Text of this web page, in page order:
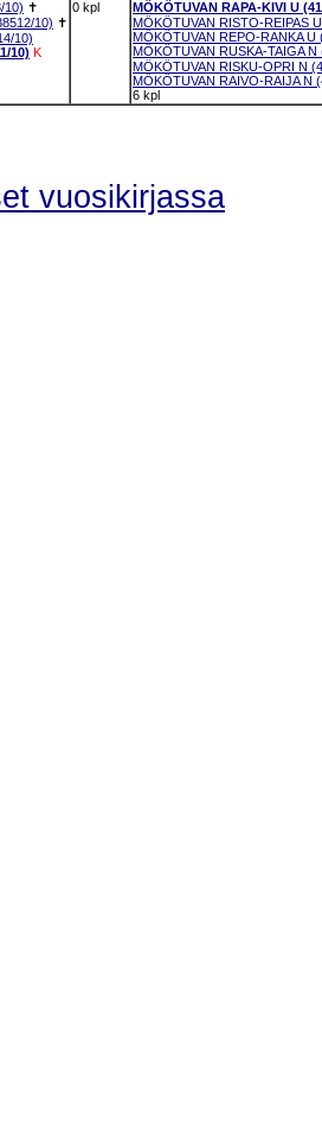
10) ✝
10) ✝
10)
10) K
0 kpl
MÖKÖTUVAN RAPA-KIVI U
MÖKÖTUVAN RISTO-REIPAS
MÖKÖTUVAN REPO-RANKA U
MÖKÖTUVAN RUSKA-TAIGA N
MÖKÖTUVAN RISKU-OPRI N
MÖKÖTUVAN RAIVO-RAIJA N
6 kpl
vuosikirjassa